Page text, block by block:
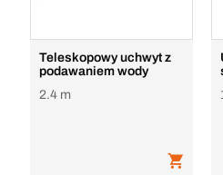
Teleskopowy uchwyt z
podawaniem wody
2.4 m